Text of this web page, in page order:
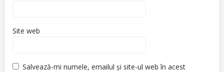
Site web
Salvează-mi numele, emailul și site-ul web în acest